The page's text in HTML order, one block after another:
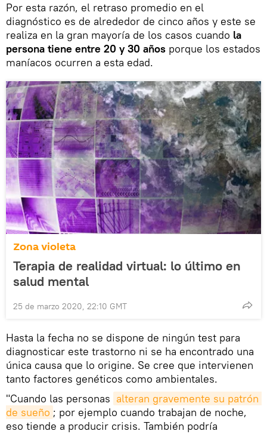
Por esta razón, el retraso promedio en el
diagnóstico es de alrededor de cinco años y este se
realiza en la gran mayoría de los casos cuando la
persona tiene entre 20 y 30 años porque los estados
maníacos ocurren a esta edad.
Zona violeta
Terapia de realidad virtual: lo último en
salud mental
25 de marzo 2020, 22:10 GMT
Hasta la fecha no se dispone de ningún test para
diagnosticar este trastorno ni se ha encontrado una
única causa que lo origine. Se cree que intervienen
tanto factores genéticos como ambientales.
"Cuando las personas alteran gravemente su patrón
de sueño ; por ejemplo cuando trabajan de noche,
eso tiende a producir crisis. También podría